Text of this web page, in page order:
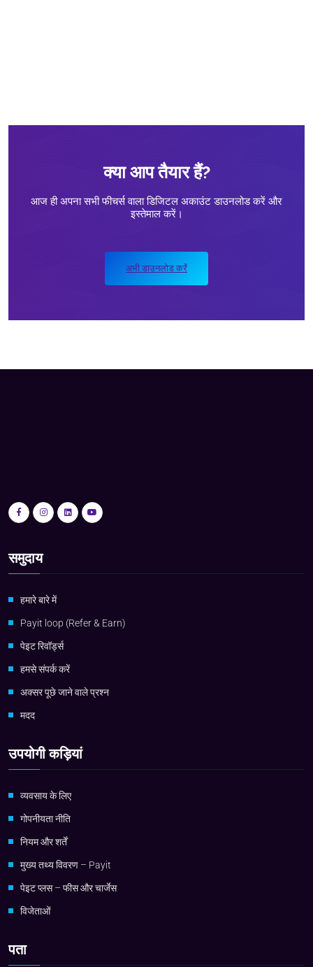
क्या आप तैयार हैं?
आज ही अपना सभी फीचर्स वाला डिजिटल अकाउंट डाउनलोड करें और
इस्तेमाल करें।
अभी डाउनलोड करें
समुदाय
हमारे बारे में
Payit loop (Refer & Earn)
पेइट रिवॉर्ड्स
हमसे संपर्क करें
अक्सर पूछे जाने वाले प्रश्न
मदद
उपयोगी कड़ियां
व्यवसाय के लिए
गोपनीयता नीति
नियम और शर्तें
मुख्य तथ्य विवरण – Payit
पेइट प्लस – फीस और चार्जेस
विजेताओं
पता